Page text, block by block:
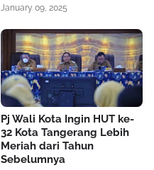
January 09, 2025
Pj Wali Kota Ingin HUT ke-
32 Kota Tangerang Lebih
Meriah dari Tahun
Sebelumnya